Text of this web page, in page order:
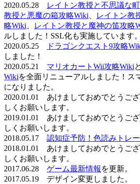
2020.05.28
レイトン教授と不思議な
教授と悪魔の箱攻略Wiki
レイトン教
略Wiki
レイトン教授と魔神の笛攻略
ルしました！SSL化も実施しています。
2020.05.25
ドラゴンクエスト9攻略
しました！
2020.05.21 マリオカートWii攻略Wikiと
Wikiを全面リニューアルしました！ス
になりました。
2020.01.01 あけましておめでとうご
しくお願いします。
2019.01.01 あけましておめでとうご
しくお願いします。
2018.05.17 認知症予防！色読みトレ
2018.01.01 あけましておめでとうご
しくお願いします。
2017.06.28 ゲーム最新情報 を更新。
2017.05.19 デザイン変更しました。